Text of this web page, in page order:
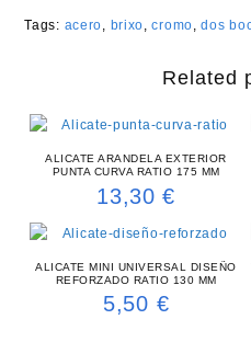
Tags: acero, brixo,cromo,dos
Related
ALICATE ARANDELA EXTERIOR
PUNTA CURVA RATIO 175 MM
13,30€
ALICATE MINI UNIVERSAL DISEÑO
REFORZADO RATIO 130 MM
5,50 €